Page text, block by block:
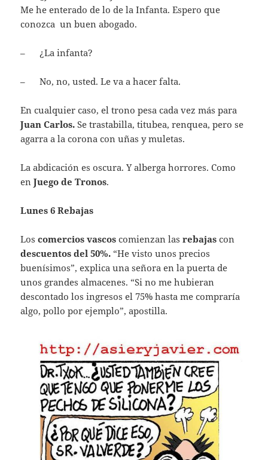
Me he enterado de lo de la Infanta. Espero que
conozca un buen abogado.
– ¿La infanta?
– No, no, usted. Le va a hacer falta.
En cualquier caso, el trono pesa cada vez más para
Juan Carlos.Se trastabilla, titubea, renquea, pero se
agarra a la corona con uñas y muletas.
La abdicación es oscura. Y alberga horrores. Como
enJuego de Tronos.
Lunes 6 Rebajas
Loscomercios vascos comienzan lasrebajas con
descuentos del 50%. “He visto unos precios
buenísimos”, explica una señora en la puerta de
unos grandes almacenes. “Si no me hubieran
descontado los ingresos el 75% hasta me compraría
algo, pollo por ejemplo”, apostilla.